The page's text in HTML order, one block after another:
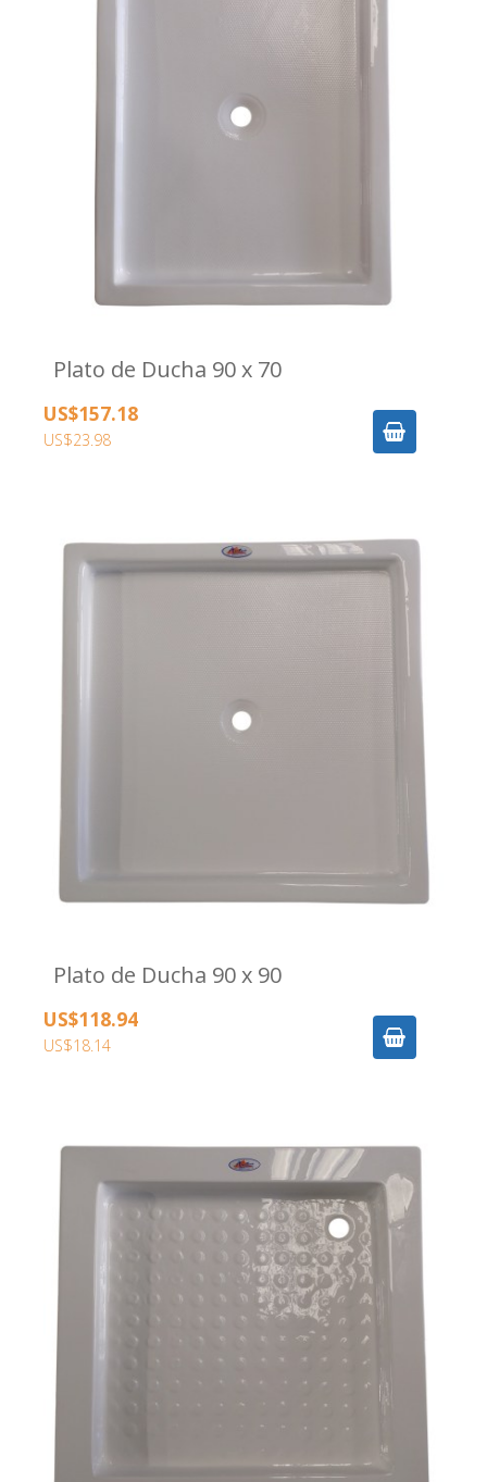
Plato de Ducha 90 x 70
US$157.18
US$23.98
Plato de Ducha 90 x 90
US$118.94
US$18.14